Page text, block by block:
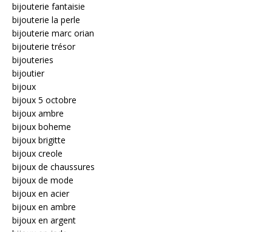
bijouterie fantaisie
bijouterie la perle
bijouterie marc orian
bijouterie trésor
bijouteries
bijoutier
bijoux
bijoux 5 octobre
bijoux ambre
bijoux boheme
bijoux brigitte
bijoux creole
bijoux de chaussures
bijoux de mode
bijoux en acier
bijoux en ambre
bijoux en argent